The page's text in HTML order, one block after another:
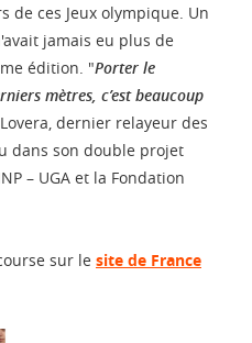
de ces Jeux olympique. Un
jamais eu plus de
édition. "Porter le
mètres, c’est beaucoup
dernier relayeur des
dans son double projet
– UGA et la Fondation
sur le site de France